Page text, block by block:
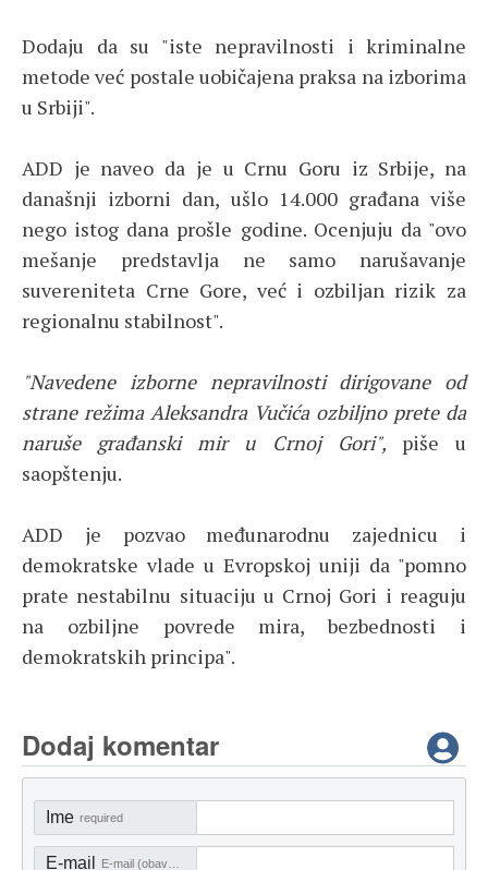
Dodaju da su "iste nepravilnosti i kriminalne
metode već postale uobičajena praksa na izborima
u Srbiji".
ADD je naveo da je u Crnu Goru iz Srbije, na
današnji izborni dan, ušlo 14.000 građana više
nego istog dana prošle godine. Ocenjuju da "ovo
mešanje predstavlja ne samo narušavanje
suvereniteta Crne Gore, već i ozbiljan rizik za
regionalnu stabilnost".
"Navedene izborne nepravilnosti dirigovane od
strane režima Aleksandra Vučića ozbiljno prete da
naruše građanski mir u Crnoj Gori", piše u
saopštenju.
ADD je pozvao međunarodnu zajednicu i
demokratske vlade u Evropskoj uniji da "pomno
prate nestabilnu situaciju u Crnoj Gori i reaguju
na ozbiljne povrede mira, bezbednosti i
demokratskih principa".
Dodaj komentar
Ime required
E-mail